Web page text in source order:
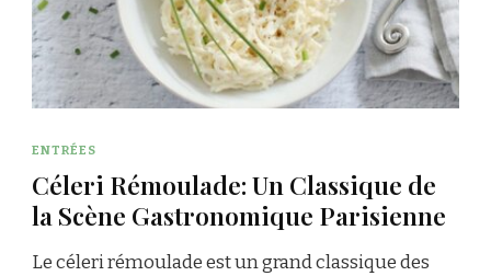
ENTRÉES
Céleri Rémoulade: Un Classique de
la Scène Gastronomique Parisienne
Le céleri rémoulade est un grand classique des